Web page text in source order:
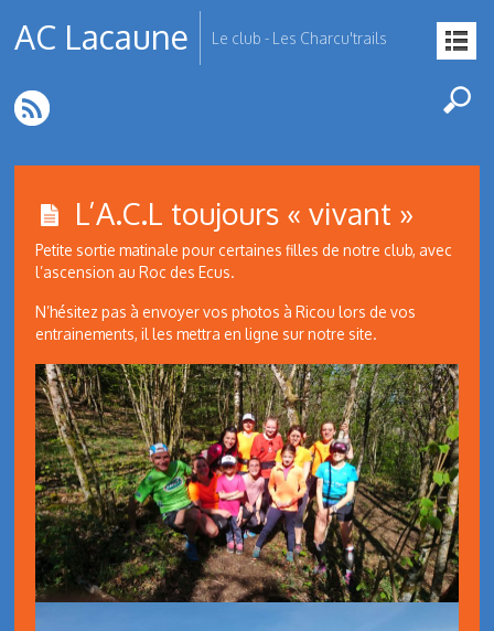
AC Lacaune Le club - Les Charcu'trails
L’A.C.L toujours « vivant »
Petite sortie matinale pour certaines filles de notre club, avec
l’ascension au Roc des Ecus.
N’hésitez pas à envoyer vos photos à Ricou lors de vos
entrainements, il les mettra en ligne sur notre site.